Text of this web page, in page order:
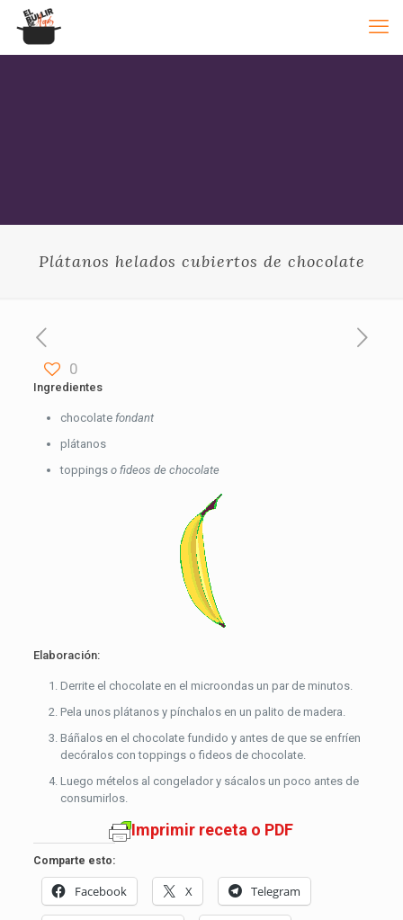
Plátanos helados cubiertos de chocolate
0
Ingredientes
chocolate fondant
plátanos
toppings o fideos de chocolate
Elaboración:
Derrite el chocolate en el microondas un par de minutos.
Pela unos plátanos y pínchalos en un palito de madera.
Báñalos en el chocolate fundido y antes de que se enfríen
decóralos con toppings o fideos de chocolate.
Luego mételos al congelador y sácalos un poco antes de
consumirlos.
Imprimir receta o PDF
Comparte esto:
Facebook X Telegram